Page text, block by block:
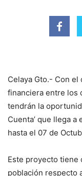
Celaya Gto.- Con
financiera entre los
tendrán la
Cuenta’ que llega
hasta el 07 de
Este proyecto tiene
población respecto